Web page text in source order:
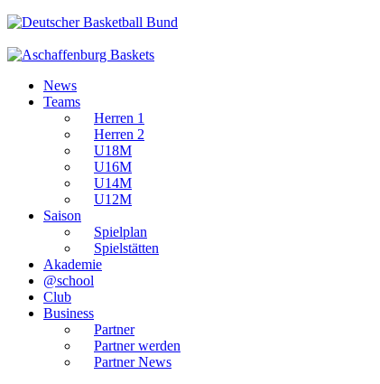
News
Teams
Herren 1
Herren 2
U18M
U16M
U14M
U12M
Saison
Spielplan
Spielstätten
Akademie
@school
Club
Business
Partner
Partner werden
Partner News